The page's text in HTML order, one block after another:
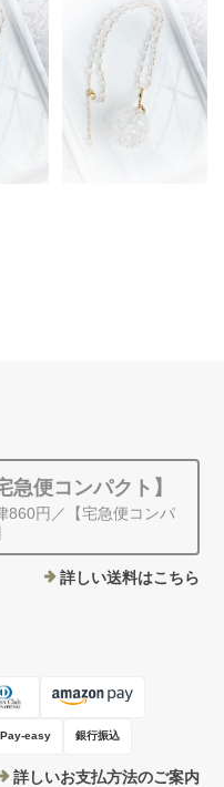
急便コンパクト】
860円／【宅急便コンパ
詳しい送料はこちら
Pay-easy 銀行振込
詳しいお支払方法のご案内